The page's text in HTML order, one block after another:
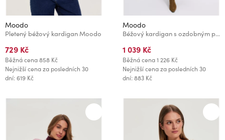
Moodo
Pletený béžový kardigan Moodo
729 Kč
Běžná cena858 Kč
Nejnižší cena za posledních 30
dní: 619 Kč
Moodo
Béžový kardigan s ozdobným pletencem Moodo
1 039 Kč
Běžná cena1 226 Kč
Nejnižší cena za posledních 30
dní: 883 Kč